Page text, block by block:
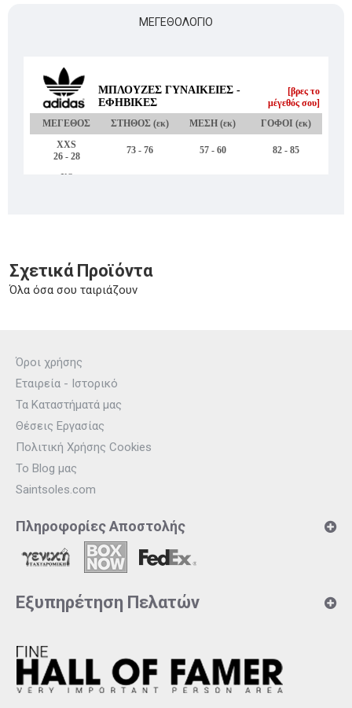
ΜΕΓΕΘΟΛΌΓΙΟ
Σχετικά Προϊόντα
Όλα όσα σου ταιριάζουν
Όροι χρήσης
Εταιρεία - Ιστορικό
Τα Καταστήματά μας
Θέσεις Εργασίας
Πολιτική Χρήσης Cookies
Το Blog μας
Saintsoles.com
Πληροφορίες Αποστολής
Εξυπηρέτηση Πελατών